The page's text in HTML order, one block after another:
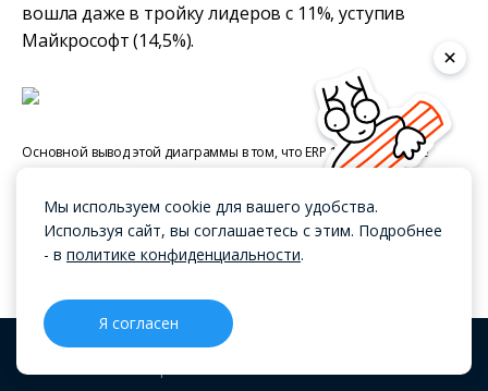
вошла даже в тройку лидеров с 11%, уступив
Майкрософт (14,5%).
Основной вывод этой диаграммы в том, что ERP 1С: Управление
бизнес-процессов. Отечественное ПО имеет свои недостатки, но
свыше 3 тысяч реализованных проектов говорят сами за себя. Люди
сначала идут в 1С, а уже потом смотря в сторону всяких Майкрософт,
Если говорить про отрасли, то чаще всего ERP
внедряют производственники — на них
Мы используем cookie для вашего удобства.
Используя сайт, вы соглашаетесь с этим. Подробнее
- в политике конфиденциальности.
Я согласен